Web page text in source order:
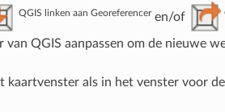
QGIS linken aan Georeferencer en/of
QGIS aanpassen om de nieuwe
kaartvenster als in het venster voor